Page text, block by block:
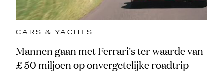
CARS & YACHTS
Mannen gaan met Ferrari's ter waarde van
£ 50 miljoen op onvergetelijke roadtrip